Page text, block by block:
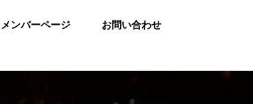
メンバーページ お問い合わせ